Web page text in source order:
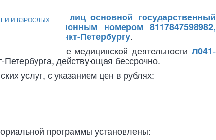
И ВЗРОСЛЫХ лиц основной государственный
регистрационным номером 8117847598982,
№15 по Санкт-Петербургу.
медицинской деятельности Л041-
действующая бессрочно.
услуг, с указанием цен в рублях:
программы установлены: